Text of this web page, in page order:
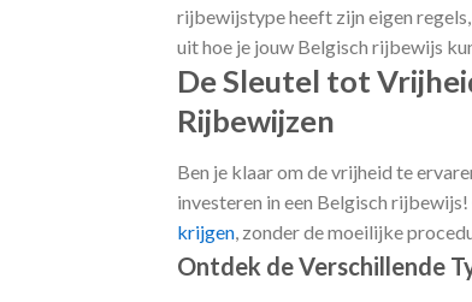
rijbewijstype heeft zijn eigen
uit hoe je jouw Belgisch rijbewijs
De Sleutel tot
Rijbewijzen
Ben je klaar om de vrijheid te
investeren in een Belgisch rijbewijs!
krijgen, zonder de moeilijke
Ontdek de Verschillende